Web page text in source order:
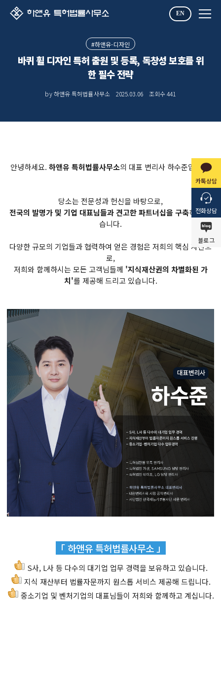
EN
카톡상담
전화상담
블로그
#하앤유-디자인
바퀴 휠 디자인 특허 출원 및 등록, 독창성 보호를 위
한 필수 전략
by 하앤유 특허법률사무소 2025.03.06 조회수441
안녕하세요. 하앤유 특허법률사무소의 대표 변리사 하수준입니다.
당소는 전문성과 헌신을 바탕으로,
전국의 발명가 및 기업 대표님들과 견고한 파트너십을 구축하고 있
습니다.
다양한 규모의 기업들과 협력하여 얻은 경험은 저희의 핵심 자산으
로,
저희와 함께하시는 모든 고객님들께 '지식재산권의 차별화된 가
치'를 제공해 드리고 있습니다.
「 하앤유 특허법률사무소 」
S사, L사 등 다수의 대기업 업무 경력을 보유하고 있습니다.
지식 재산부터 법률자문까지 원스톱 서비스 제공해 드립니다.
중소기업 및 벤처기업의 대표님들이 저희와 함께하고 계십니다.